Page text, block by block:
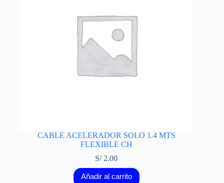
CABLE ACELERADOR SOLO 1.4 MTS
FLEXIBLE CH
S/2.00
Añadir al carrito